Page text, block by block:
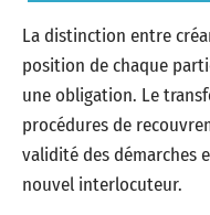
La distinction entre
position de chaque
une obligation. Le
procédures de
validité des démarches
nouvel interlocuteur.